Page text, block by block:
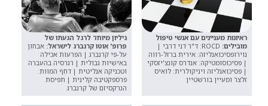
ראיונות מעניינים עם אנשי טיפול
מובילים:
ROCD: ד"ר דני דרבי |
נוירופסיכואנליזה: אירית ברזל-רווה
| פסיכוסומטיקה: אנדרס קונצ'יזסקי
| פסיכואנליזה ויניקולרית: לואיס
זלצר ומעיין בורשטיין
גיליון מיוחד לרגל הגעתו של
פרופ' אוטו קרנברג לישראל: אבחון
על-פי קרנברג | הפרעות אכילה
באישיות גבולית | רגרסיה בהעברה
וטכניקה אנליטית | דחף המוות:
פרספקטיבה קלינית | תפיסת
הנרקסיזם של קרנברג